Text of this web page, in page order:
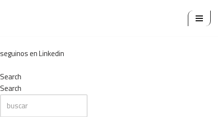
contenido
seguinos en Linkedin
Search
Search